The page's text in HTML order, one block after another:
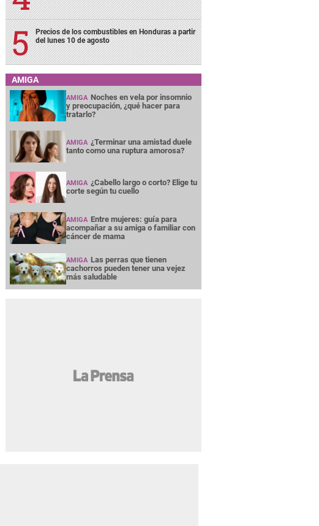
Precios de los combustibles en Honduras a partir
del lunes 10 de agosto
AMIGA
AMIGA Noches en vela por insomnio
y preocupación, ¿qué hacer para
tratarlo?
AMIGA ¿Terminar una amistad duele
tanto como una ruptura amorosa?
AMIGA ¿Cabello largo o corto? Elige tu
corte según tu cuello
AMIGA Entre mujeres: guía para
acompañar a su amiga o familiar con
cáncer de mama
AMIGA Las perras que tienen
cachorros pueden tener una vejez
más saludable